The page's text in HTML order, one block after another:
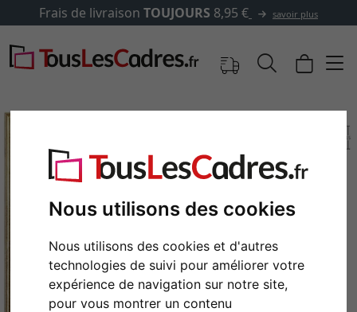
Nous utilisons des cookies
Nous utilisons des cookies et d'autres
technologies de suivi pour améliorer votre
expérience de navigation sur notre site,
pour vous montrer un contenu
de livraisonTOUJOURS8,95 € savoir plus
Retour